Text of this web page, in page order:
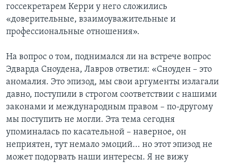
госсекретарем Керри у него сложились
«доверительные, взаимоуважительные и
профессиональные отношения».
На вопрос о том, поднимался ли на встрече вопрос
Эдварда Сноудена, Лавров ответил: «Сноуден – это
аномалия. Это эпизод, мы свои аргументы излагали
давно, поступили в строгом соответствии с нашими
законами и международным правом – по-другому
мы поступить не могли. Эта тема сегодня
упоминалась по касательной – наверное, он
неприятен, тут немало эмоций... но этот эпизод не
может подорвать наши интересы. Я не вижу